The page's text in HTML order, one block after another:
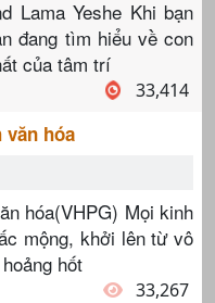
Lama Yeshe Khi bạn
đang tìm hiểu về con
của tâm trí
33,414
văn hóa
hóa(VHPG) Mọi kinh
mộng, khởi lên từ vô
hốt
33,267